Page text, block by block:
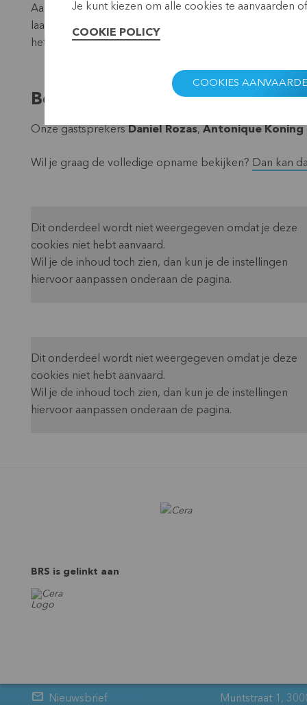
Aan de hand van de huidige situatie en voorbeelden
laatste Microfinance Lunch Break na hoe
het herstel na de pandemie eruit zou kunnen zien.
Bekijk de opname
Onze gastsprekers Daniel Rozas, Antonique Koning
Wil je graag de volledige opname bekijken? Dan kan
Dit onderdeel wordt niet weergegeven omdat je deze
cookies niet hebt aanvaard.
Wil je de inhoud toch zien, dan kun je de instellingen
hiervoor aanpassen onderaan de pagina.
Dit onderdeel wordt niet weergegeven omdat je deze
cookies niet hebt aanvaard.
Wil je de inhoud toch zien, dan kun je de instellingen
hiervoor aanpassen onderaan de pagina.
BRS is gelinkt aan
Nieuwsbrief Muntstraat 1,
Je kunt kiezen om alle cookies te aanvaarden
COOKIE POLICY
COOKIES